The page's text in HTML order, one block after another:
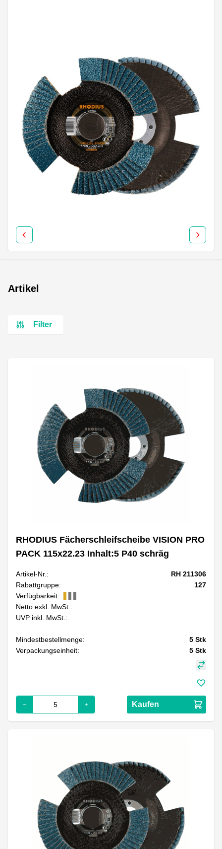
Artikel
Filter
RHODIUS Fächerschleifscheibe VISION PRO
PACK 115x22.23 Inhalt:5 P40 schräg
Artikel-Nr.:
RH 211306
Rabattgruppe:
127
Verfügbarkeit:
Netto exkl. MwSt.:
UVP inkl. MwSt.:
Mindestbestellmenge: 5 Stk
Verpackungseinheit:
5 Stk
Kaufen